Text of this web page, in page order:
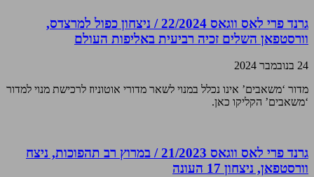
גרנד פרי לאס ווגאס 22/2024 / ניצחון כפול למרצדס,
וורסטפאן השלים זכיה רביעית באליפות העולם
24 בנובמבר 2024
מדור ‘משאבים’ אינו נכלל במנוי לשאר מדורי אוטוניוז לרכישת מנוי למדור
‘משאבים’ הקליקו כאן.
גרנד פרי לאס ווגאס 21/2023 / במרוץ רב תהפוכות, ניצח
וורסטפאן, ניצחון 17 העונה